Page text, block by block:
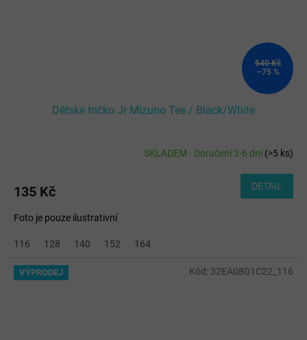
540 Kč
–75 %
Dětské tričko Jr Mizuno Tee / Black/White
SKLADEM - Doručení 3-6 dní(>5 ks)
135 Kč DETAIL
Foto je pouze ilustrativní
116 128 140 152 164
VÝPRODEJ Kód: 32EA0B01C22_116